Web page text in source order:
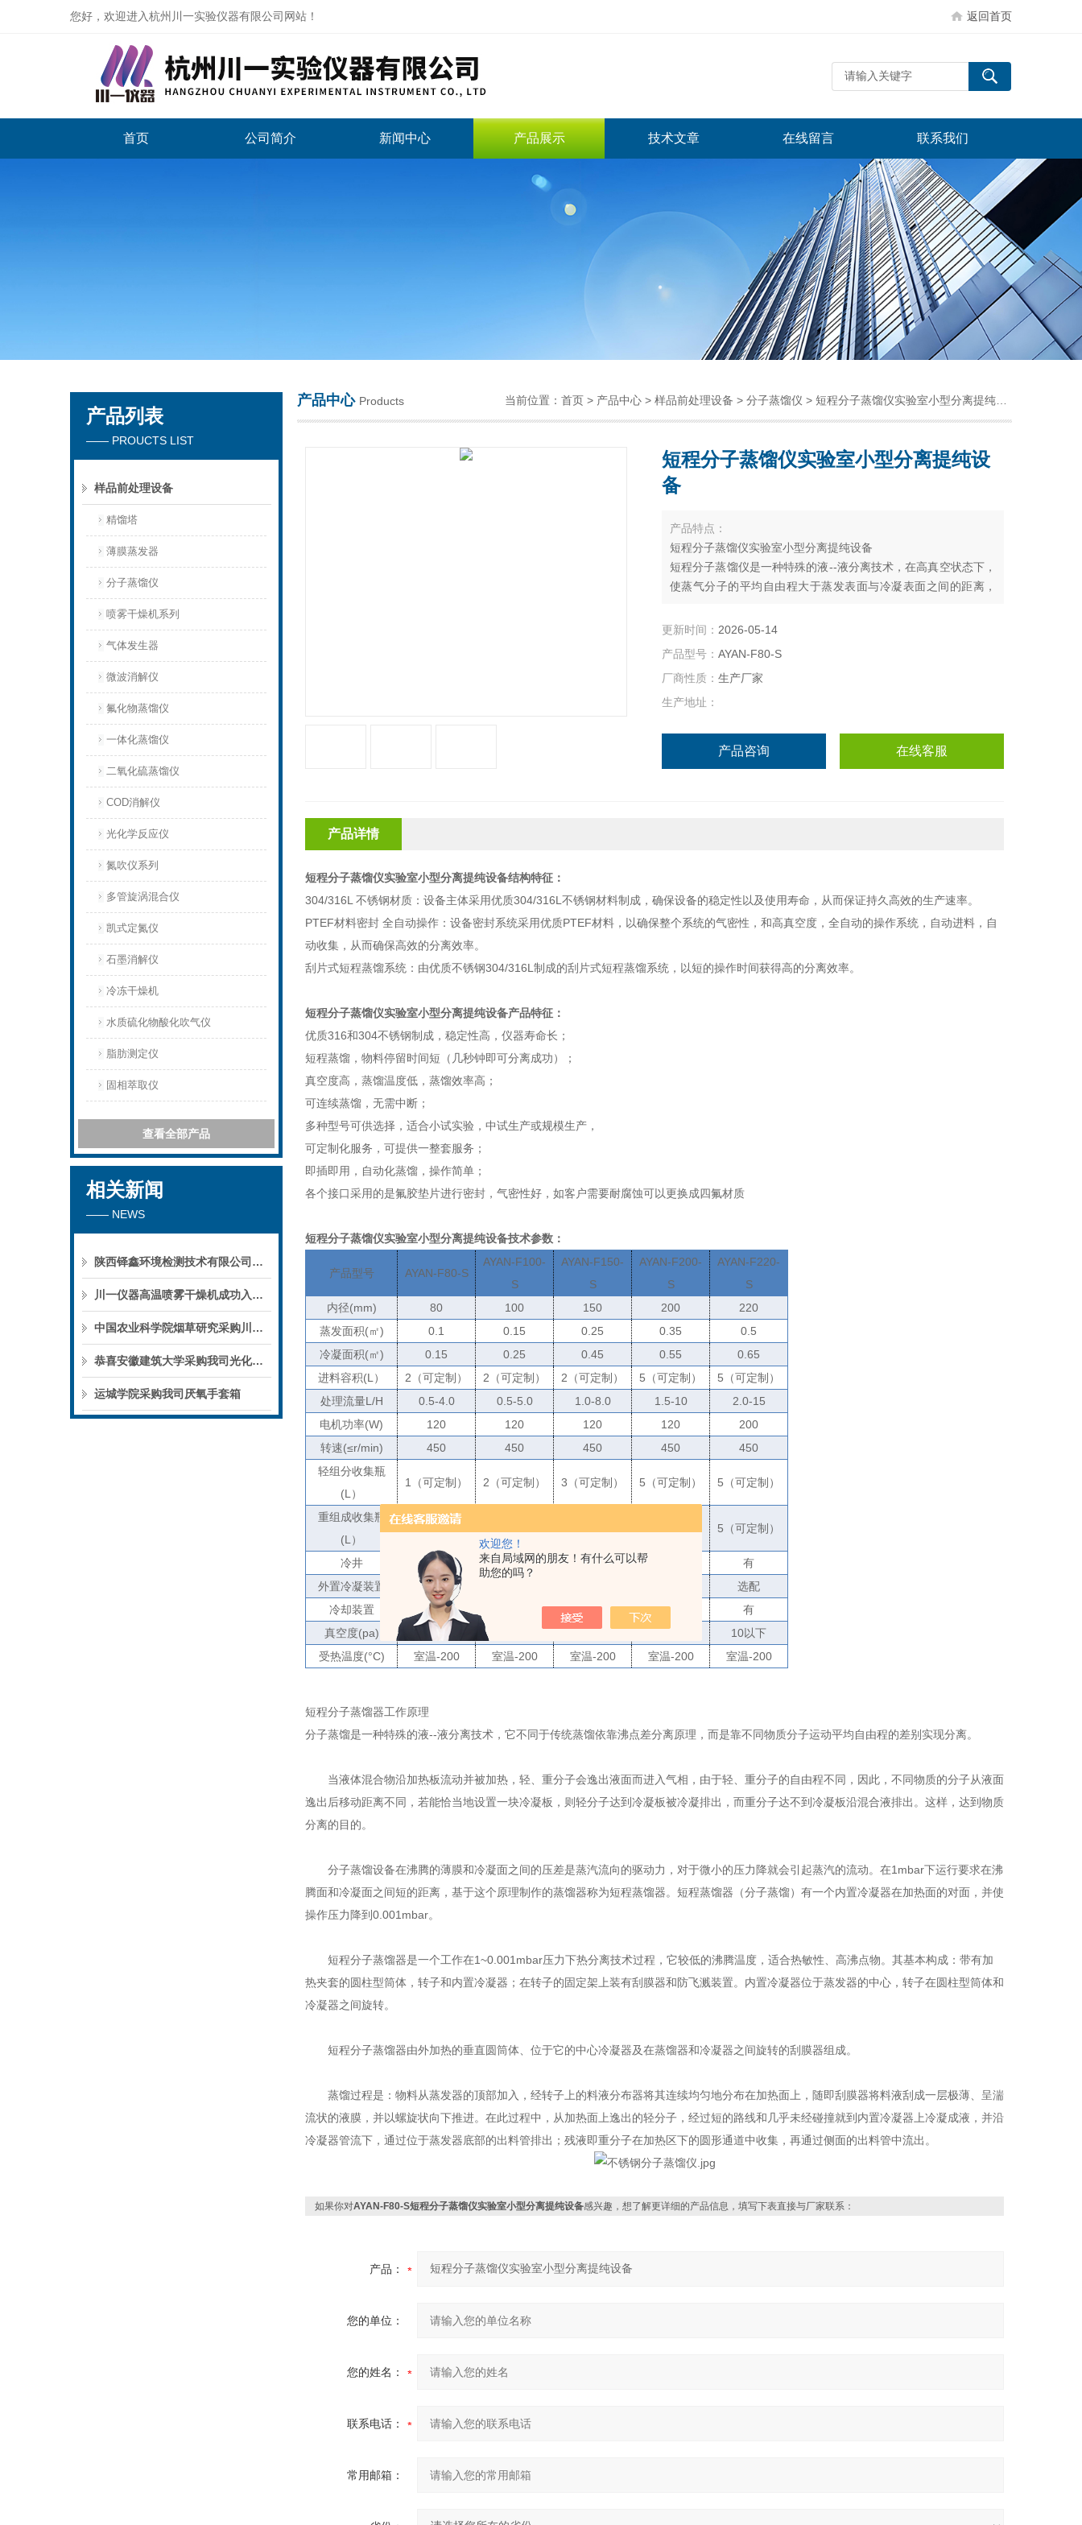
欢迎您！
来自局域网的朋友！有什么可以帮
助您的吗？
您好，欢迎进入杭州川一实验仪器有限公司网站！ 返回首页
杭州川一实验仪器有限公司
首页 公司简介 新闻中心 产品展示 技术文章 在线留言 联系我们
产品列表
—— PROUCTS LIST
样品前处理设备
精馏塔
薄膜蒸发器
分子蒸馏仪
喷雾干燥机系列
气体发生器
微波消解仪
氟化物蒸馏仪
一体化蒸馏仪
二氧化硫蒸馏仪
COD消解仪
光化学反应仪
氮吹仪系列
多管旋涡混合仪
凯式定氮仪
石墨消解仪
冷冻干燥机
水质硫化物酸化吹气仪
脂肪测定仪
固相萃取仪
查看全部产品
相关新闻
—— NEWS
陕西铎鑫环境检测技术有限公司采购我司全自动液液萃取仪
川一仪器高温喷雾干燥机成功入驻鄱阳职业学院，助力职业教育实训平台升级
中国农业科学院烟草研究采购川一仪器喷雾干燥机
恭喜安徽建筑大学采购我司光化学反应仪
运城学院采购我司厌氧手套箱
产品中心 Products 当前位置： 首页 > 产品中心 > 样品前处理设备 > 分子蒸馏仪 > 短程分子蒸馏仪实验室小型分离提纯设备
短程分子蒸馏仪实验室小型分离提纯设
备
产品特点：
短程分子蒸馏仪实验室小型分离提纯设备
短程分子蒸馏仪是一种特殊的液--液分离技术，在高真空状态下，
使蒸气分子的平均自由程大于蒸发表面与冷凝表面之间的距离，
离.
更新时间： 2026-05-14
产品型号： AYAN-F80-S
厂商性质： 生产厂家
生产地址：
产品咨询 在线客服
产品详情
短程分子蒸馏仪实验室小型分离提纯设备结构特征 ：
304/316L 不锈钢材质：设备主体采用优质304/316L 不锈钢材料制成，确保设备的稳定性以及使用寿命，从而保证持久高效的生产速率。
PTEF材料密封 全自动操作：设备密封系统采用优质PTEF材料，以确保整个系统的气密性，和高真空度，全自动的操作系统，自动进料，自
动收集，从而确保高效的分离效率。
刮片式短程蒸馏系统：由优质不锈钢304/316L 制成的刮片式短程蒸馏系统，以短的操作时间获得高的分离效率。
短程分子蒸馏仪实验室小型分离提纯设备产品特征：
优质316和304不锈钢制成，稳定性高，仪器寿命长；
短程蒸馏，物料停留时间短（几秒钟即可分离成功）；
真空度高，蒸馏温度低，蒸馏效率高；
可连续蒸馏，无需中断；
多种型号可供选择，适合小试实验，中试生产或规模生产，
可定制化服务，可提供一整套服务；
即插即用，自动化蒸馏，操作简单；
各个接口采用的是氟胶垫片进行密封，气密性好，如客户需要耐腐蚀可以更换成四氟材质
短程分子蒸馏仪实验室小型分离提纯设备技术参数：
产品型号 AYAN-F80-S
AYAN-F100-
S
AYAN-F150-
S
AYAN-F200-
S
AYAN-F220-
S
内径(mm) 80 100 150 200
220
蒸发面积(㎡) 0.1 0.15 0.25 0.35
0.5
冷凝面积(㎡) 0.15 0.25 0.45 0.55
0.65
进料容积(L ） 2 （可定制） 2 （可定制） 2 （可定制） 5 （可定制） 5 （可定制）
处理流量L/H 0.5-4.0 0.5-5.0 1.0-8.0 1.5-10
2.0-15
电机功率(W) 120 120 120 120
200
转速(≤r/min) 450 450 450 450
450
轻组分收集瓶
(L ）
1 （可定制） 2 （可定制） 3 （可定制） 5 （可定制） 5 （可定制）
重组成收集瓶
(L ）
1（可定制） 5 （可定制）
冷井 有 有 有
有
外置冷凝装置
选配
选配
冷却装置
有 有 有
有
真空度(pa) 10 以下 10以下 10以下 10以下
受热温度(°C) 室温-200 室温-200 室温-200 室温-200 室温-200
短程分子蒸馏器工作原理
分子蒸馏是一种特殊的液--液分离技术，它不同于传统蒸馏依靠沸点差分离原理，而是靠不同物质分子运动平均自由程的差别实现分离。
当液体混合物沿加热板流动并被加热，轻、重分子会逸出液面而进入气相，由于轻、重分子的自由程不同，因此，不同物质的分子从液面
逸出后移动距离不同，若能恰当地设置一块冷凝板，则轻分子达到冷凝板被冷凝排出，而重分子达不到冷凝板沿混合液排出。这样，达到物质
分离的目的。
分子蒸馏设备在沸腾的薄膜和冷凝面之间的压差是蒸汽流向的驱动力，对于微小的压力降就会引起蒸汽的流动。在1mbar下运行要求在沸
腾面和冷凝面之间短的距离，基于这个原理制作的蒸馏器称为短程蒸馏器。短程蒸馏器（分子蒸馏）有一个内置冷凝器在加热面的对面，并使
操作压力降到0.001mbar。
短程分子蒸馏器是一个工作在1~0.001mbar压力下热分离技术过程，它较低的沸腾温度，适合热敏性、高沸点物。其基本构成：带有加
热夹套的圆柱型筒体，转子和内置冷凝器；在转子的固定架上装有刮膜器和防飞溅装置。内置冷凝器位于蒸发器的中心，转子在圆柱型筒体和
冷凝器之间旋转。
短程分子蒸馏器由外加热的垂直圆筒体、位于它的中心冷凝器及在蒸馏器和冷凝器之间旋转的刮膜器组成。
蒸馏过程是：物料从蒸发器的顶部加入，经转子上的料液分布器将其连续均匀地分布在加热面上，随即刮膜器将料液刮成一层极薄、呈湍
流状的液膜，并以螺旋状向下推进。在此过程中，从加热面上逸出的轻分子，经过短的路线和几乎未经碰撞就到内置冷凝器上冷凝成液，并沿
冷凝器管流下，通过位于蒸发器底部的出料管排出；残液即重分子在加热区下的圆形通道中收集，再通过侧面的出料管中流出。
如果你对AYAN-F80-S短程分子蒸馏仪实验室小型分离提纯设备感兴趣，想了解更详细的产品信息，填写下表直接与厂家联系：
产品：
您的单位：
您的姓名：
联系电话：
常用邮箱：